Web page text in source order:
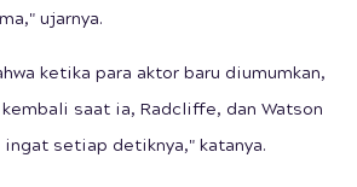
ujarnya.
ketika para aktor baru diumumkan,
saat ia, Radcliffe, dan Watson
setiap detiknya," katanya.